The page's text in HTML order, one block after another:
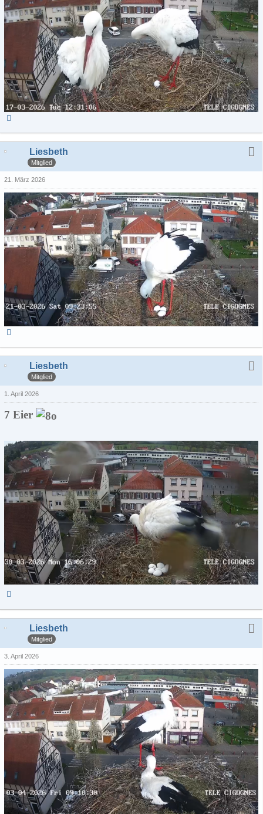
Liesbeth
Mitglied
21. März 2026
Liesbeth
Mitglied
1. April 2026
7 Eier
Liesbeth
Mitglied
3. April 2026